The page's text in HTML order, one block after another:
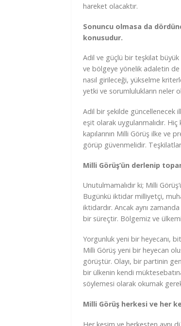
hareket olacaktır.
Sonuncu olmasa da
konusudur.
Adil ve güçlü bir teşkilat
ve bölgeye yönelik adaletin de
nasıl girileceği, yükselme
yetki ve sorumlulukların neler
Adil bir şekilde güncellenecek
eşit olarak uygulanmalıdır. Hiç
kapılarının Milli Görüş ilke ve
görüp güvenmelidir.
Milli Görüş’ün derlenip
Unutulmamalıdır ki; Milli
Bugünkü iktidar milliyetçi,
iktidardır. Ancak aynı
bir süreçtir. Bölgemiz ve
Yorgunluk yeni bir heyecanı,
Milli Görüş yeni bir heyecan
görüştür. Olayı, bir partinin
bir ülkenin kendi
söylemesi olarak okumak
Milli Görüş herkesi ve her
Her kesim ve herkesten aynı